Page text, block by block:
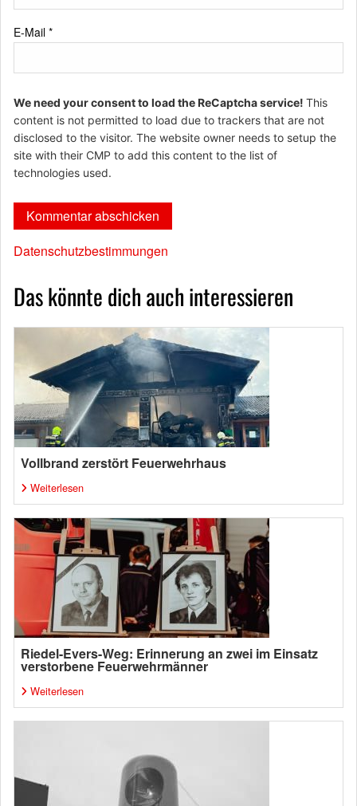
E-Mail *
We need your consent to load the ReCaptcha service! This
content is not permitted to load due to trackers that are not
disclosed to the visitor. The website owner needs to setup the
site with their CMP to add this content to the list of
technologies used.
Datenschutzbestimmungen
Das könnte dich auch interessieren
Vollbrand zerstört Feuerwehrhaus
Weiterlesen
Riedel-Evers-Weg: Erinnerung an zwei im Einsatz
verstorbene Feuerwehrmänner
Weiterlesen